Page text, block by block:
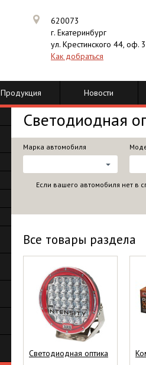
620073
г. Екатеринбург
ул. Крестинского 44, оф.
Как добраться
Продукция Новости
Светодиодная
Марка автомобиля
Если вашего автомобиля нет в
Все товары раздела
Светодиодная оптика